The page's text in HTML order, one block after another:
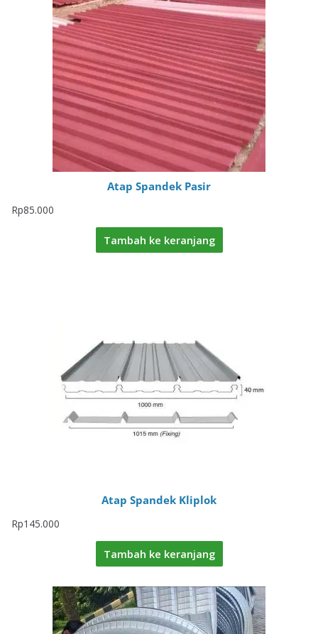
Atap Spandek Pasir
Rp85.000
Tambah ke keranjang
Atap Spandek Kliplok
Rp145.000
Tambah ke keranjang